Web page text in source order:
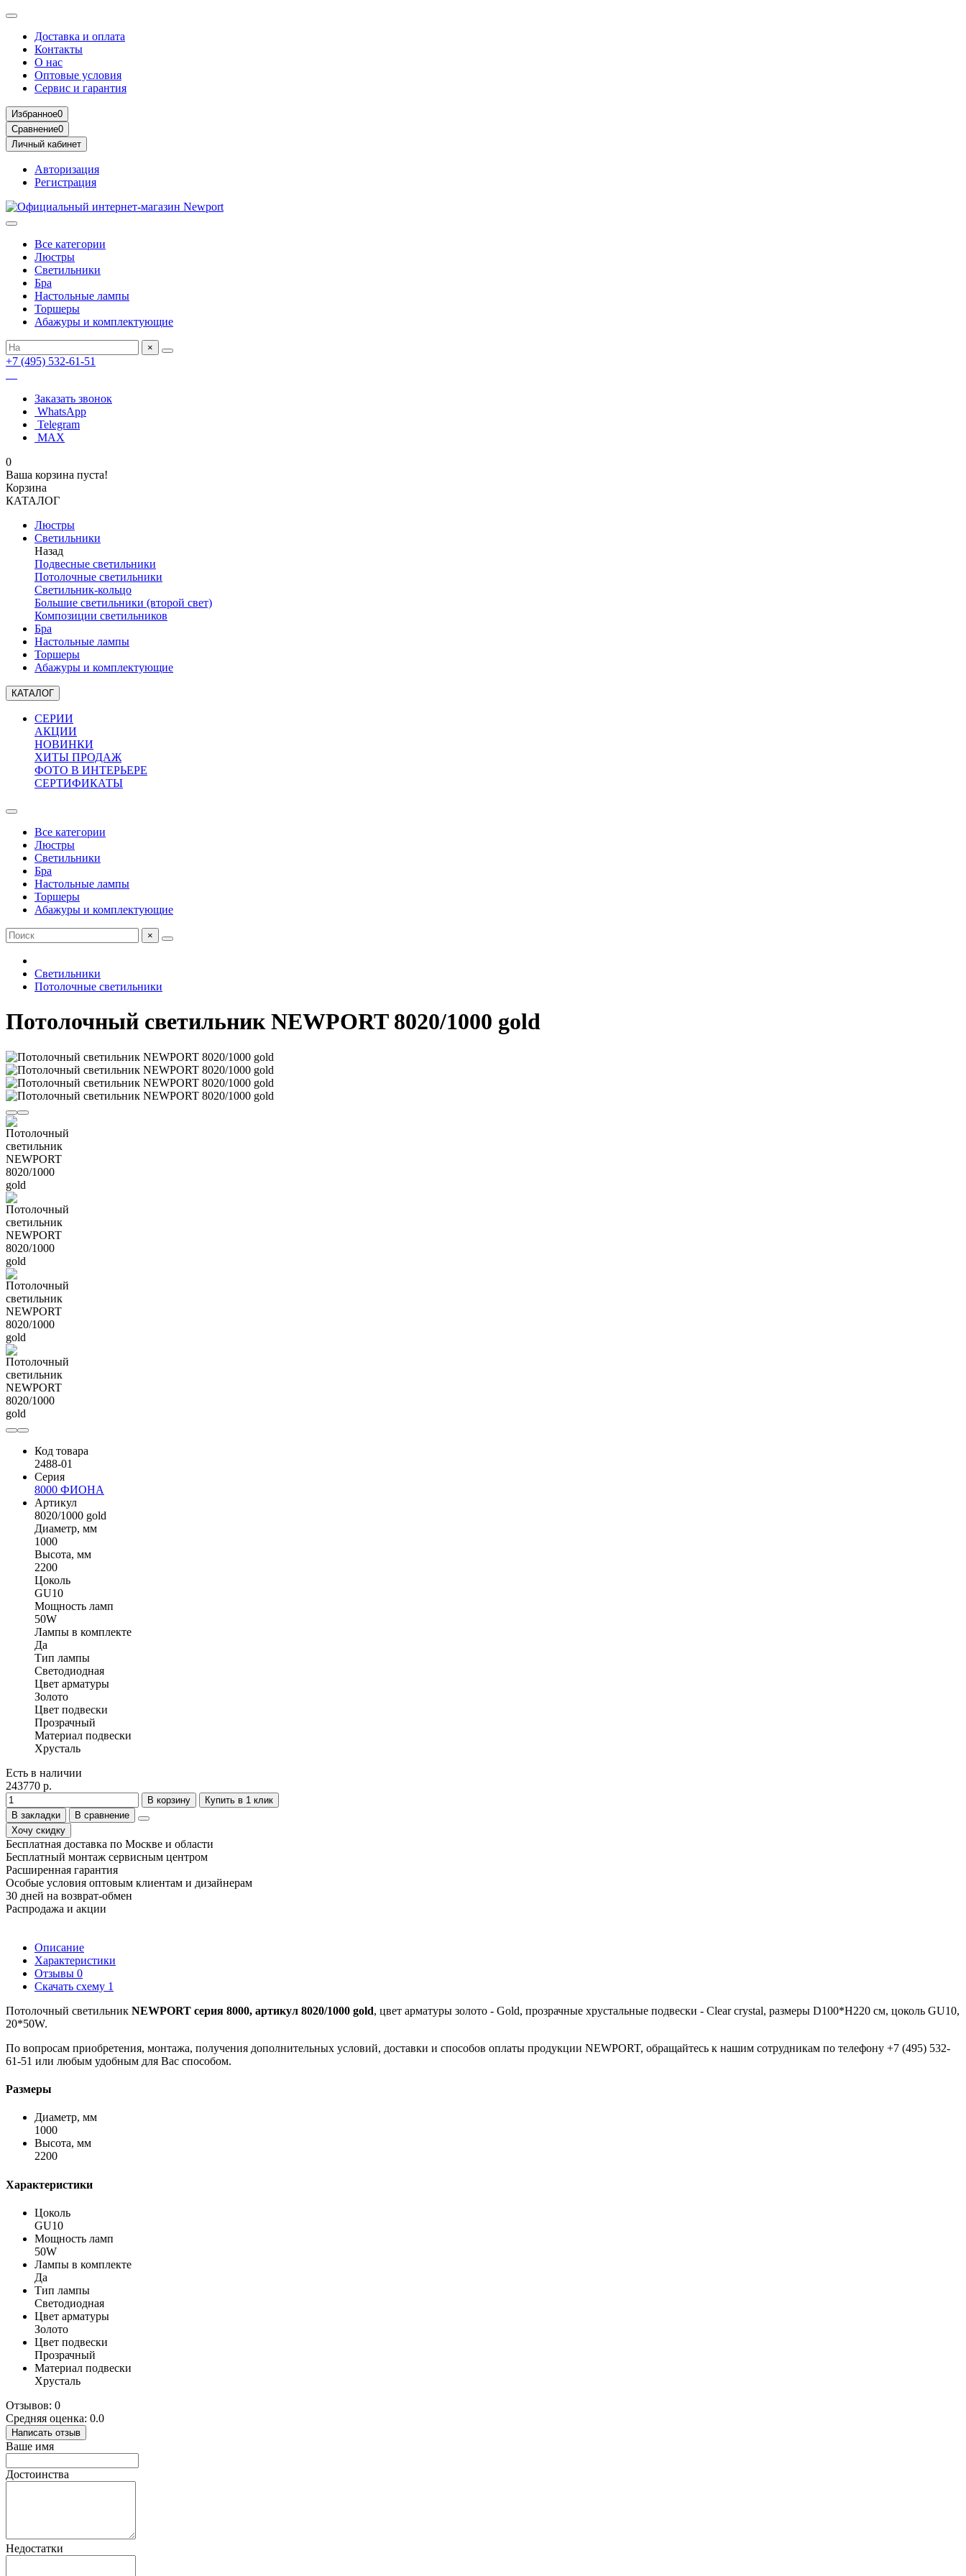
Доставка и оплата
Контакты
О нас
Оптовые условия
Сервис и гарантия
Избранное0
Сравнение0
Личный кабинет
Авторизация
Регистрация
Все категории
Люстры
Светильники
Бра
Настольные лампы
Торшеры
Абажуры и комплектующие
×
+7 (495) 532-61-51
Заказать звонок
WhatsApp
Telegram
MAX
0
Ваша корзина пуста!
Корзина
КАТАЛОГ
Люстры
Светильники
Назад
Подвесные светильники
Потолочные светильники
Светильник-кольцо
Большие светильники (второй свет)
Композиции светильников
Бра
Настольные лампы
Торшеры
Абажуры и комплектующие
КАТАЛОГ
СЕРИИ
АКЦИИ
НОВИНКИ
ХИТЫ ПРОДАЖ
ФОТО В ИНТЕРЬЕРЕ
СЕРТИФИКАТЫ
Все категории
Люстры
Светильники
Бра
Настольные лампы
Торшеры
Абажуры и комплектующие
×
Светильники
Потолочные светильники
Потолочный светильник NEWPORT 8020/1000 gold
Код товара
2488-01
Серия
8000 ФИОНА
Артикул
8020/1000 gold
Диаметр, мм
1000
Высота, мм
2200
Цоколь
GU10
Мощность ламп
50W
Лампы в комплекте
Да
Тип лампы
Светодиодная
Цвет арматуры
Золото
Цвет подвески
Прозрачный
Материал подвески
Хрусталь
Есть в наличии
243770 р.
В корзину
Купить в 1 клик
В закладки
В сравнение
Хочу скидку
Бесплатная доставка по Москве и области
Бесплатный монтаж сервисным центром
Расширенная гарантия
Особые условия оптовым клиентам и дизайнерам
30 дней на возврат-обмен
Распродажа и акции
Описание
Характеристики
Отзывы 0
Скачать схему 1
Потолочный светильник NEWPORT серия 8000, артикул 8020/1000 gold, цвет арматуры золото - Gold, прозрачные хрустальные подвески - Clear crystal, размеры D100*H220 см, цоколь GU10,
20*50W.
По вопросам приобретения, монтажа, получения дополнительных условий, доставки и способов оплаты продукции NEWPORT, обращайтесь к нашим сотрудникам по телефону +7 (495) 532-
61-51 или любым удобным для Вас способом.
Размеры
Диаметр, мм
1000
Высота, мм
2200
Характеристики
Цоколь
GU10
Мощность ламп
50W
Лампы в комплекте
Да
Тип лампы
Светодиодная
Цвет арматуры
Золото
Цвет подвески
Прозрачный
Материал подвески
Хрусталь
Отзывов: 0
Средняя оценка: 0.0
Написать отзыв
Ваше имя
Достоинства
Недостатки